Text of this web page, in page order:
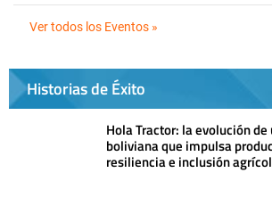
Ver todos los Eventos »
Historias de Éxito
Hola Tractor: la evolución
boliviana que impulsa
resiliencia e inclusión